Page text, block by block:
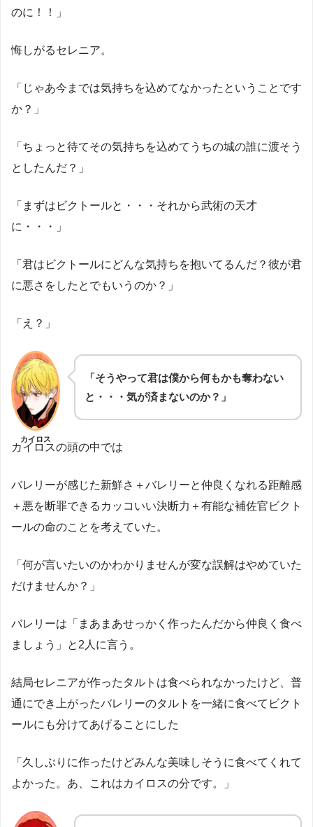
のに！！」
悔しがるセレニア。
「じゃあ今までは気持ちを込めてなかったということです
か？」
「ちょっと待てその気持ちを込めてうちの城の誰に渡そう
としたんだ？」
「まずはビクトールと・・・それから武術の天才
に・・・」
「君はビクトールにどんな気持ちを抱いてるんだ？彼が君
に悪さをしたとでもいうのか？」
「え？」
カイロス
「そうやって君は僕から何もかも奪わない
と・・・気が済まないのか？」
カイロスの頭の中では
バレリーが感じた新鮮さ＋バレリーと仲良くなれる距離感
＋悪を断罪できるカッコいい決断力＋有能な補佐官ビクト
ールの命のことを考えていた。
「何が言いたいのかわかりませんが変な誤解はやめていた
だけませんか？」
バレリーは「まあまあせっかく作ったんだから仲良く食べ
ましょう」と2人に言う。
結局セレニアが作ったタルトは食べられなかったけど、普
通にでき上がったバレリーのタルトを一緒に食べてビクト
ールにも分けてあげることにした
「久しぶりに作ったけどみんな美味しそうに食べてくれて
よかった。あ、これはカイロスの分です。」